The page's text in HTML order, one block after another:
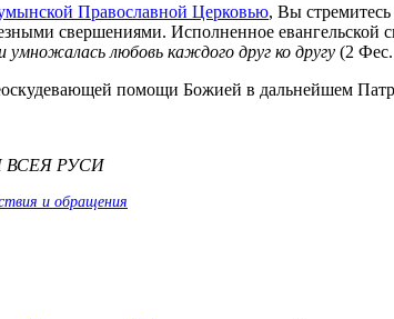
Православной Церковью, Вы стремитесь
свершениями. Исполненное евангельской
умножалась любовь каждого друг ко другу (2
помощи Божией в дальнейшем
РУСИ
и обращения